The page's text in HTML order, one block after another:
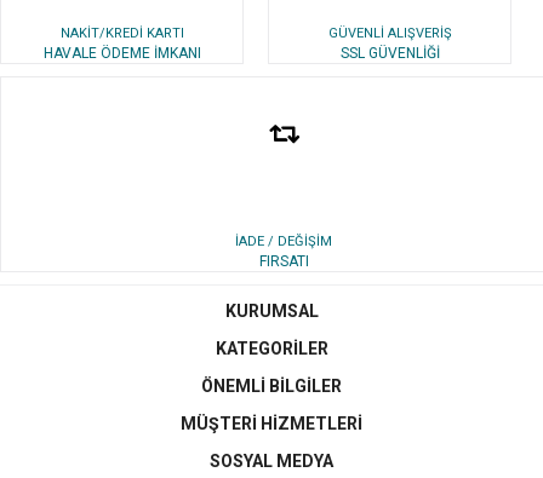
NAKİT/KREDİ KARTI
HAVALE ÖDEME İMKANI
GÜVENLİ ALIŞVERİŞ
SSL GÜVENLİĞİ
İADE / DEĞİŞİM
FIRSATI
KURUMSAL
KATEGORİLER
ÖNEMLİ BİLGİLER
MÜŞTERİ HİZMETLERİ
SOSYAL MEDYA